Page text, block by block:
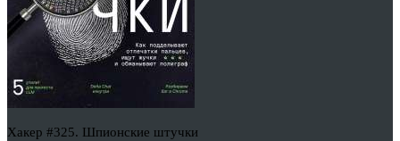
Хакер #325. Шпионские штучки